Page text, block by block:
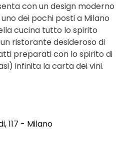
con un design moderno
dei pochi posti a Milano
cucina tutto lo spirito
ristorante desideroso di
preparati con lo spirito di
infinita la carta dei vini.
117 - Milano